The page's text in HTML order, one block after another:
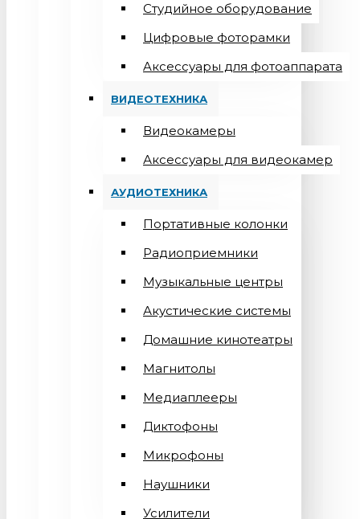
Студийное оборудование
Цифровые фоторамки
Aксессуары для фотоаппарата
ВИДЕОТЕХНИКА
Видеокамеры
Аксессуары для видеокамер
АУДИОТЕХНИКА
Портативные колонки
Радиоприемники
Музыкальные центры
Акустические системы
Домашние кинотеатры
Магнитолы
Медиаплееры
Диктофоны
Микрофоны
Наушники
Усилители